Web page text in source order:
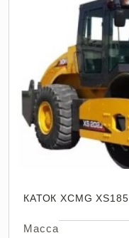
КАТОК XCMG XS185
Масса